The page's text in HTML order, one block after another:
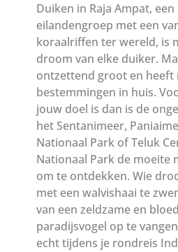
Duiken in Raja Ampat,
eilandengroep met een
koraalriffen ter wereld, is
droom van elke duiker.
ontzettend groot en heeft
bestemmingen in huis.
jouw doel is dan is de
het Sentanimeer,
Nationaal Park of Teluk
Nationaal Park de moeite
om te ontdekken. Wie
met een walvishaai te
van een zeldzame en
paradijsvogel op te
echt tijdens je rondreis